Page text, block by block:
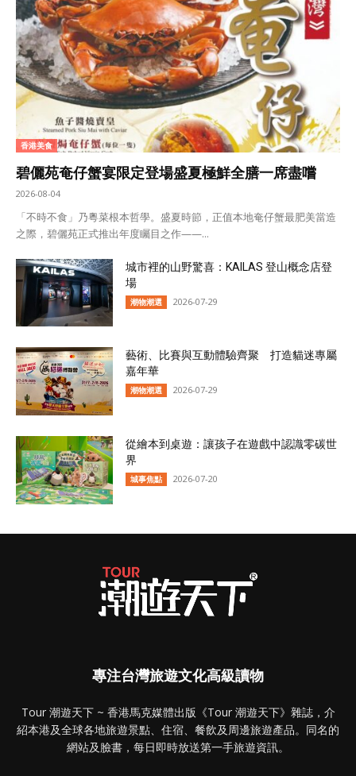
香港美食
碧儷苑奄仔蟹宴限定登場盛夏極鮮全膳一席盡嚐
2026-08-04
「不時不食」乃粵菜根本哲學。盛夏時節，正值本地奄仔蟹最肥美當造
之際，碧儷苑正式推出年度矚目之作——...
城市裡的山野驚喜：KAILAS 登山概念店登
場
潮物潮選 2026-07-29
藝術、比賽與互動體驗齊聚 打造貓迷專屬
嘉年華
潮物潮選 2026-07-29
從繪本到桌遊：讓孩子在遊戲中認識零碳世
界
城事焦點 2026-07-20
專注台灣旅遊文化高級讀物
Tour 潮遊天下 ~ 香港馬克媒體出版《Tour 潮遊天下》雜誌，介
紹本港及全球各地旅遊景點、住宿、餐飲及周邊旅遊產品。同名的
網站及臉書，每日即時放送第一手旅遊資訊。